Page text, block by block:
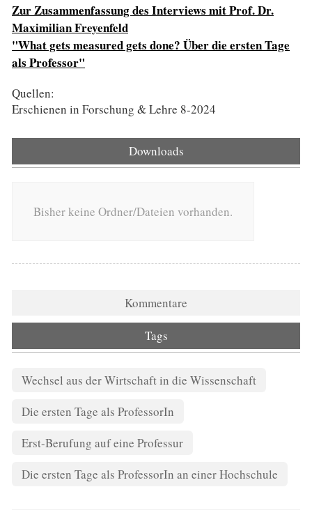
Zur Zusammenfassung des Interviews mit Prof. Dr.
Maximilian Freyenfeld
"What gets measured gets done? Über die ersten Tage
als Professor"
Quellen:
Erschienen in Forschung & Lehre 8-2024
Downloads
Bisher keine Ordner/Dateien vorhanden.
Kommentare
Tags
Wechsel aus der Wirtschaft in die Wissenschaft
Die ersten Tage als ProfessorIn
Erst-Berufung auf eine Professur
Die ersten Tage als ProfessorIn an einer Hochschule